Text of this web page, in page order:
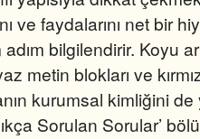
ve faydalarını net bir
adım bilgilendirir. Koyu
metin blokları ve
kurumsal kimliğini de
Sorulan Sorular’